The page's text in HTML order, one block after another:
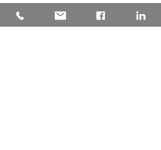
Recepimento delle Direttive
2002/91/CE, 2010/31/UE e 2018/844/U